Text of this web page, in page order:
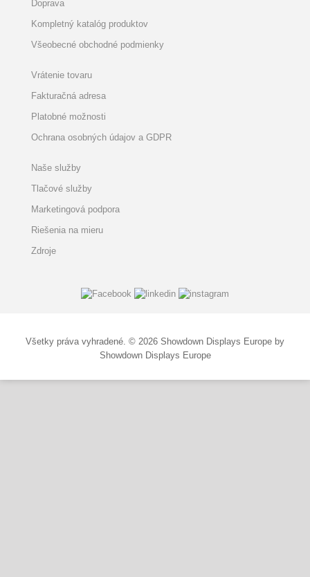
Doprava
Kompletný katalóg produktov
Všeobecné obchodné podmienky
Vrátenie tovaru
Fakturačná adresa
Platobné možnosti
Ochrana osobných údajov a GDPR
Naše služby
Tlačové služby
Marketingová podpora
Riešenia na mieru
Zdroje
Všetky práva vyhradené. © 2026 Showdown Displays Europe by
Showdown Displays Europe